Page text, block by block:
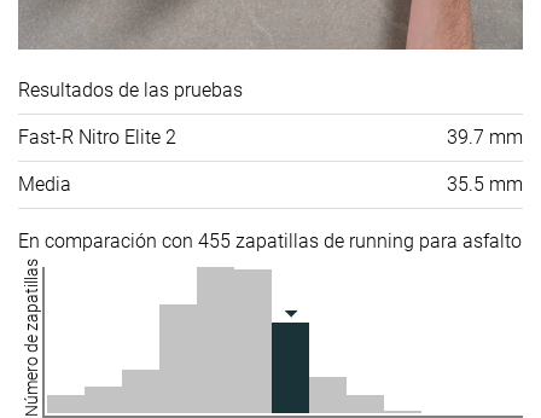
Resultados de las pruebas
Fast-R Nitro Elite 2 39.7 mm
Media 35.5 mm
En comparación con 455 zapatillas de running para asfalto
Número de zapatillas